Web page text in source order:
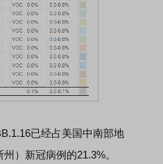
已经占美国中南部地
）新冠病例的21.3%。